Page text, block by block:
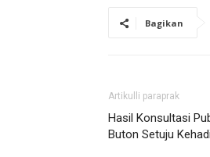
Bagikan
Artikulli paraprak
Hasil Konsultasi
Buton Setuju